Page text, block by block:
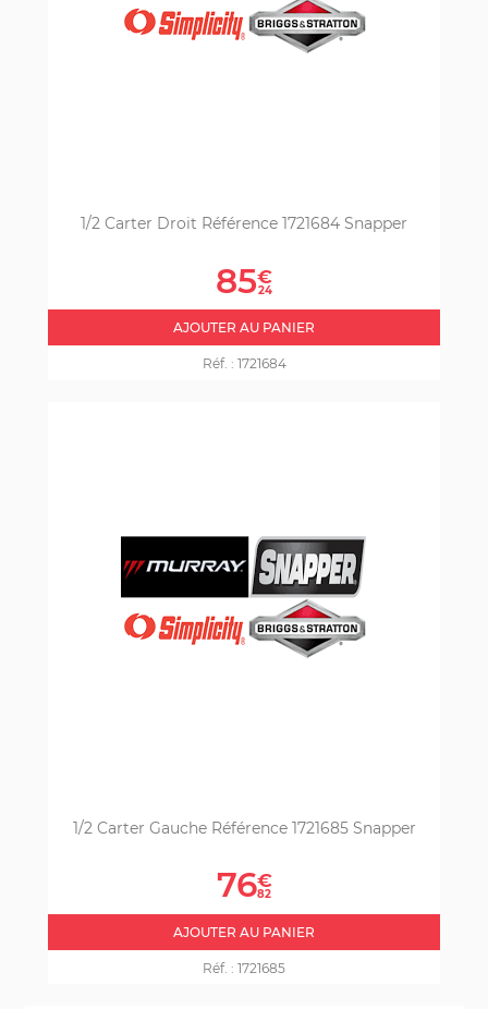
1/2 Carter Droit Référence 1721684 Snapper
Prix
85€
24
AJOUTER AU PANIER
Réf. : 1721684
1/2 Carter Gauche Référence 1721685 Snapper
Prix
76€
82
AJOUTER AU PANIER
Réf. : 1721685